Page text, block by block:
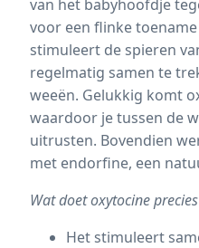
van het babyhoofdje
voor een flinke
stimuleert de spieren
regelmatig samen te
weeën. Gelukkig komt
waardoor je tussen de
uitrusten. Bovendien
met endorfine, een
Wat doet oxytocine
Het stimuleert